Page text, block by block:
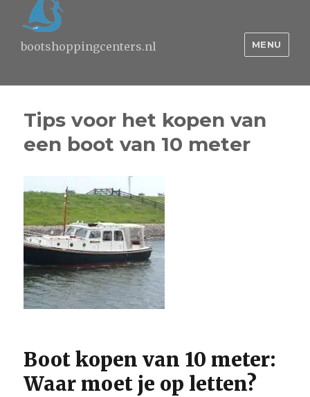
bootshoppingcenters.nl MENU
Tips voor het kopen van
een boot van 10 meter
Boot kopen van 10 meter:
Waar moet je op letten?